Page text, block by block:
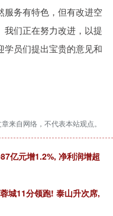
服务有特色，但有改进空
我们正在努力改进，以提
学员们提出宝贵的意见和
来自网络，不代表本站观点。
亿元增1.2%, 净利润增超
城11分领跑! 泰山升次席,